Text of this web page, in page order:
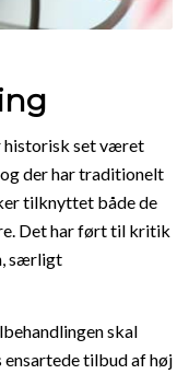
historisk set været
der har traditionelt
tilknyttet både de
Det har ført til kritik
særligt
skal
tilbud af høj